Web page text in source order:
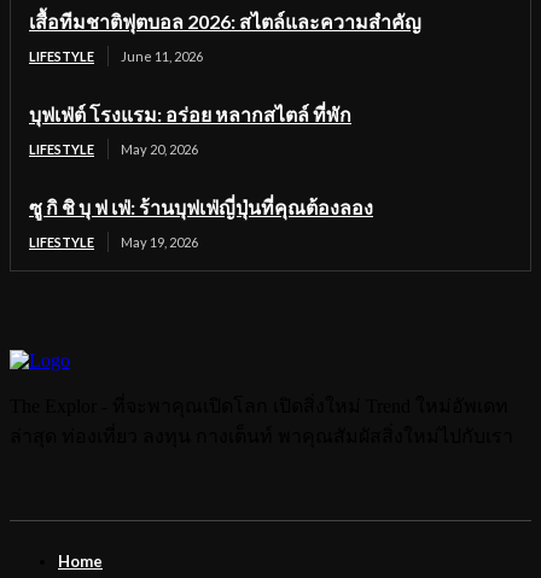
เสื้อทีมชาติฟุตบอล 2026: สไตล์และความสำคัญ
LIFESTYLE June 11, 2026
บุฟเฟ่ต์ โรงแรม: อร่อย หลากสไตล์ ที่พัก
LIFESTYLE May 20, 2026
ซู กิ ชิ บุ ฟ เฟ่: ร้านบุฟเฟ่ญี่ปุ่นที่คุณต้องลอง
LIFESTYLE May 19, 2026
Home